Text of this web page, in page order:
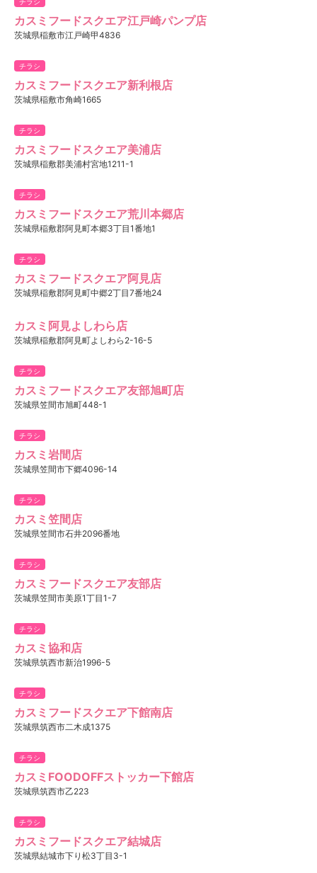
カスミフードスクエア江戸崎パンプ店
茨城県稲敷市江戸崎甲4836
チラシ
カスミフードスクエア新利根店
茨城県稲敷市角崎1665
チラシ
カスミフードスクエア美浦店
茨城県稲敷郡美浦村宮地1211-1
チラシ
カスミフードスクエア荒川本郷店
茨城県稲敷郡阿見町本郷3丁目1番地1
チラシ
カスミフードスクエア阿見店
茨城県稲敷郡阿見町中郷2丁目7番地24
カスミ阿見よしわら店
茨城県稲敷郡阿見町よしわら2-16-5
チラシ
カスミフードスクエア友部旭町店
茨城県笠間市旭町448-1
チラシ
カスミ岩間店
茨城県笠間市下郷4096-14
チラシ
カスミ笠間店
茨城県笠間市石井2096番地
チラシ
カスミフードスクエア友部店
茨城県笠間市美原1丁目1-7
チラシ
カスミ協和店
茨城県筑西市新治1996-5
チラシ
カスミフードスクエア下館南店
茨城県筑西市二木成1375
チラシ
カスミFOODOFFストッカー下館店
茨城県筑西市乙223
チラシ
カスミフードスクエア結城店
茨城県結城市下り松3丁目3-1